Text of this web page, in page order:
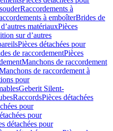
Raccordements à
à emboîterBrides de
matériauxPièces
sur d’autres
Pièces détachées pour
de raccordementPièces
Manchons de raccordement
de raccordement à
pour
Geberit Silent-
RaccordsPièces détachées
pour
pour
détachées pour